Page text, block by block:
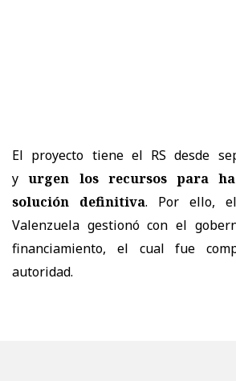
El proyecto tiene el RS desde
y urgen los recursos para
solución definitiva. Por ello, el
Valenzuela gestionó con el
financiamiento, el cual fue
autoridad.